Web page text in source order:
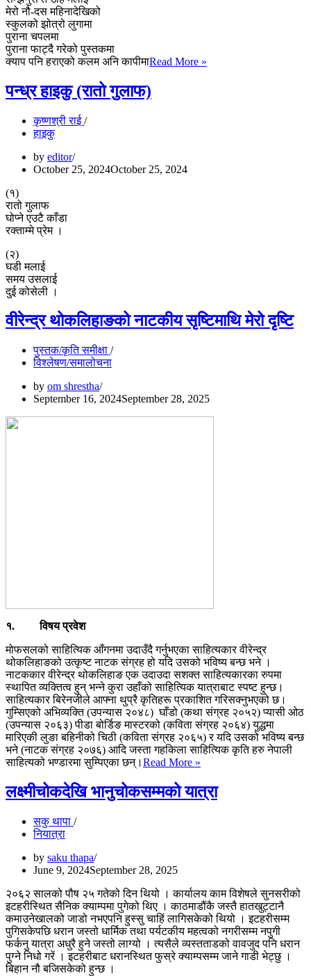
मेरो नौ-दस महिनादेखिको
स्कुलको झोत्रो लुगामा
पुराना चपलमा
पुराना फाट्दै गरेको पुस्तकमा
क्याप पनि हराएको कलम अनि कापीमाRead More »
पन्ध्र हाइकु (रातो गुलाफ)
कृष्णश्री राई
हाइकु
by editor
October 25, 2024October 25, 2024
(१)
रातो गुलाफ
घोप्ने एउटै काँडा
रक्ताम्मे प्रेम ।
(२)
घडी मलाई
समय उसलाई
दुई कोसेली ।
वीरेन्द्र थोकलिहाङको नाटकीय सृष्टिमाथि मेरो दृष्टि
पुस्तक/कृति समीक्षा
विश्लेषण/समालोचना
by om shrestha
September 16, 2024September 28, 2025
१. विषयप्रवेश
मोफसलको साहित्यिक आँगनमा उदाउँदै गर्नुभएका साहित्यकार वीरेन्द्र
थोकलिहाङको उत्कृष्ट नाटक संग्रह हो यदि उसको भविष्य बन्छ भने ।
नाटककार वीरेन्द्र थोकलिहाङ एक उदाउदा सशक्त साहित्यकारका रुपमा
स्थापित व्यक्तित्व हुन् भन्ने कुरा उहाँको साहित्यिक यात्राबाट स्पष्ट हुन्छ।
साहित्यकार बिरेनजीले आफ्ना थुप्रै कृतिहरू प्रकाशित गरिसक्नुभएको छ।
गुम्सिएको अभिव्यक्ति (उपन्यास २०४८) घाँडो (कथा संग्रह २०५२) प्यासी ओठ
(उपन्यास २०६३) पीडा बोर्डिङ मास्टरको (कविता संग्रह २०६४) युद्धमा
मारिएकी लुङा बहिनीको चिठी (कविता संग्रह २०६५) र यदि उसको भविष्य बन्छ
भने (नाटक संग्रह २०७६) आदि जस्ता गहकिला साहित्यिक कृति हरु नेपाली
साहित्यको भण्डारमा सुम्पिएका छन्। Read More »
नाटकीय
सृष्टिमाथि
लक्ष्मीचोकदेखि भानुचोकसम्मको यात्रा
सकु थापा
नियात्रा
by saku thapa
June 9, 2024September 28, 2025
२०६२ सालको पौष २५ गतेको दिन थियो । कार्यालय काम विशेषले सुनसरीको
इटहरीस्थित सैनिक क्याम्पमा पुगेको थिए । काठमाडौंकै जस्तै हातखुट्टानै
कमाउनेखालको जाडो नभएपनि हुस्सु चाहिं लागिसकेको थियो । इटहरीसम्म
पुगिसकेपछि धरान जस्तो धार्मिक तथा पर्यटकीय महत्वको नगरीसम्म नपुगी
फर्कनु यात्रा अधुरै हुने जस्तो लाग्यो । त्यसैले व्यस्तताडको वावजुद पनि धरान
पुग्ने निधो गरें । इटहरीबाट धरानस्थित फुस्रे क्याम्पसम्म जाने गाडी भेट्छु ।
बिहान नौ बजिसकेको हुन्छ ।